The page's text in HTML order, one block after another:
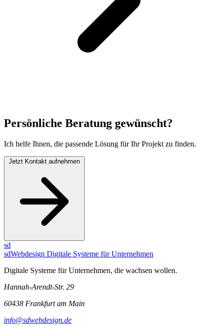
Persönliche Beratung gewünscht?
Ich helfe Ihnen, die passende Lösung für Ihr Projekt zu finden.
Jetzt Kontakt aufnehmen
sd
sdWebdesign Digitale Systeme für Unternehmen
Digitale Systeme für Unternehmen, die wachsen wollen.
Hannah-Arendt-Str. 29
60438 Frankfurt am Main
info@sdwebdesign.de